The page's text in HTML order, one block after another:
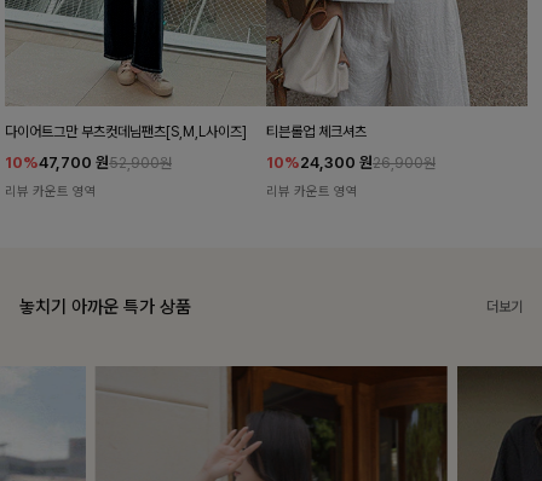
다이어트그만 부츠컷데님팬츠[S,M,L사이즈]
10%47,700 원52,900원
리뷰 카운트 영역
티븐롤업 체크셔츠
10%24,300 원26,900원
리뷰 카운트 영역
놓치기 아까운 특가 상품 더보기